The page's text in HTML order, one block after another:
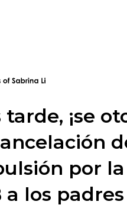
tarde, ¡se
por la
a los